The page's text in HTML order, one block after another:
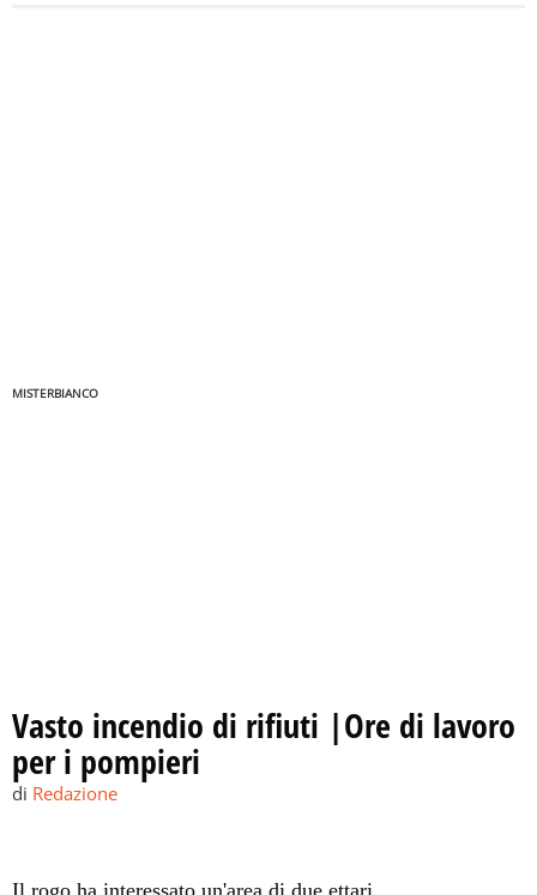
MISTERBIANCO
Vasto incendio di rifiuti |Ore di lavoro
per i pompieri
di Redazione